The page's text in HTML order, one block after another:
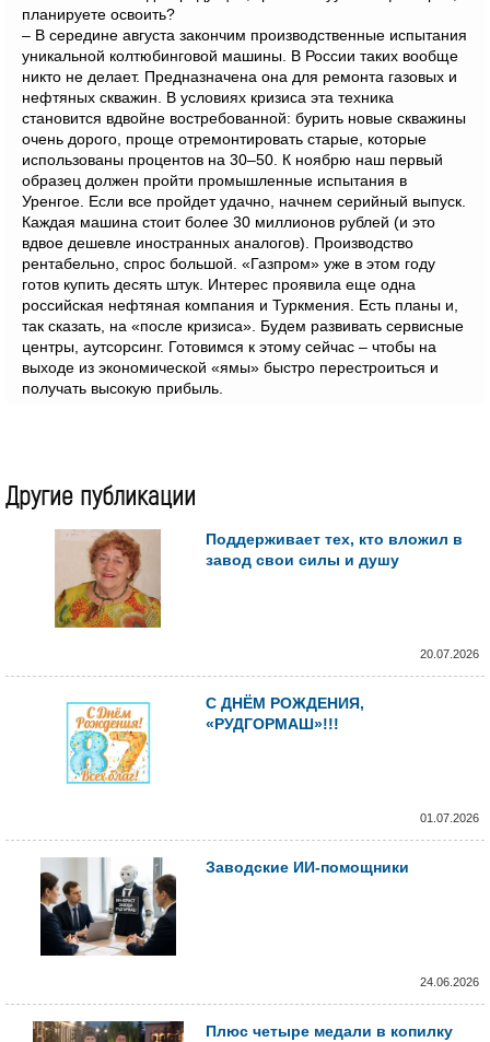
планируете освоить?
– В середине августа закончим производственные испытания
уникальной колтюбинговой машины. В России таких вообще
никто не делает. Предназначена она для ремонта газовых и
нефтяных скважин. В условиях кризиса эта техника
становится вдвойне востребованной: бурить новые скважины
очень дорого, проще отремонтировать старые, которые
использованы процентов на 30–50. К ноябрю наш первый
образец должен пройти промышленные испытания в
Уренгое. Если все пройдет удачно, начнем серийный выпуск.
Каждая машина стоит более 30 миллионов рублей (и это
вдвое дешевле иностранных аналогов). Производство
рентабельно, спрос большой. «Газпром» уже в этом году
готов купить десять штук. Интерес проявила еще одна
российская нефтяная компания и Туркмения. Есть планы и,
так сказать, на «после кризиса». Будем развивать сервисные
центры, аутсорсинг. Готовимся к этому сейчас – чтобы на
выходе из экономической «ямы» быстро перестроиться и
получать высокую прибыль.
Другие публикации
Поддерживает тех, кто вложил в
завод свои силы и душу
20.07.2026
С ДНЁМ РОЖДЕНИЯ,
«РУДГОРМАШ»!!!
01.07.2026
Заводские ИИ-помощники
24.06.2026
Плюс четыре медали в копилку